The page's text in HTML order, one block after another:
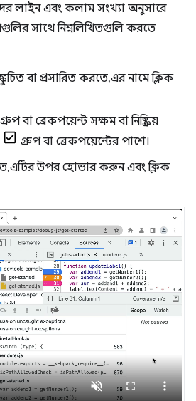
লাইন এবং কলাম সংখ্যা অনুসারে
সাথে নিম্নলিখিতগুলি করতে
বা প্রসারিত করতে, এর নামে ক্লিক
বা ব্রেকপয়েন্ট সক্ষম বা নিষ্ক্রিয়
গ্রুপ বা ব্রেকপয়েন্টের পাশে।
এটির উপর হোভার করুন এবং ক্লিক